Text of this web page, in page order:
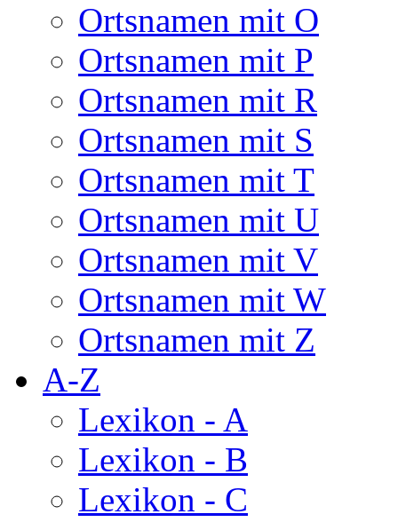
Ortsnamen mit O
Ortsnamen mit P
Ortsnamen mit R
Ortsnamen mit S
Ortsnamen mit T
Ortsnamen mit U
Ortsnamen mit V
Ortsnamen mit W
Ortsnamen mit Z
A-Z
Lexikon - A
Lexikon - B
Lexikon - C